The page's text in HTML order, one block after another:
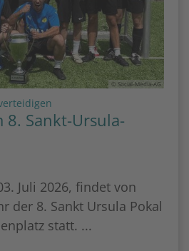
© Social-Media-AG
8. Sankt-Ursula-
Juli 2026, findet von
der 8. Sankt Ursula Pokal
statt. ...